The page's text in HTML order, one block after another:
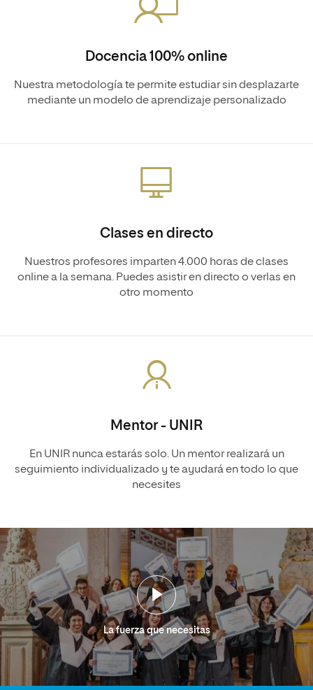
Docencia 100% online
Nuestra metodología te permite estudiar sin desplazarte
mediante un modelo de aprendizaje personalizado
Clases en directo
Nuestros profesores imparten 4.000 horas de clases
online a la semana. Puedes asistir en directo o verlas en
otro momento
Mentor - UNIR
En UNIR nunca estarás solo. Un mentor realizará un
seguimiento individualizado y te ayudará en todo lo que
necesites
La fuerza que necesitas